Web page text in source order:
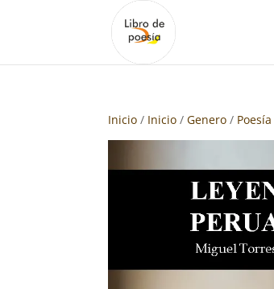
Inicio / Inicio /Genero / Poesía